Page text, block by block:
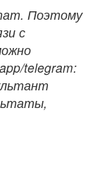
Поэтому
с
telegram: